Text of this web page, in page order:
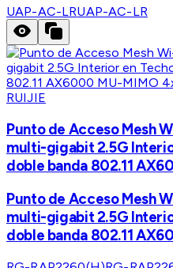
UAP-AC-LRUAP-AC-LR
RUIJIE
Punto de Acceso Mesh
multi-gigabit 2.5G
doble banda 802.11
Punto de Acceso Mesh
multi-gigabit 2.5G
doble banda 802.11